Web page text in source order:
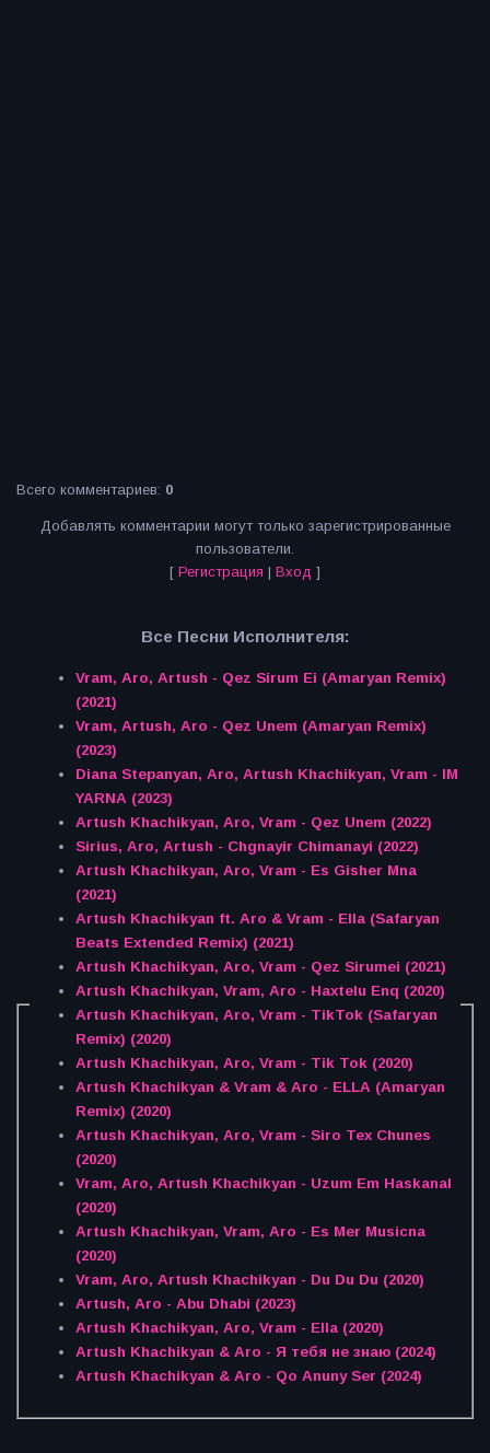
Всего комментариев: 0
Добавлять комментарии могут только зарегистрированные
пользователи.
[ Регистрация | Вход ]
Все Песни Исполнителя:
Vram, Aro, Artush - Qez Sirum Ei (Amaryan Remix)
(2021)
Vram, Artush, Aro - Qez Unem (Amaryan Remix)
(2023)
Diana Stepanyan, Aro, Artush Khachikyan, Vram - IM
YARNA (2023)
Artush Khachikyan, Aro, Vram - Qez Unem (2022)
Sirius, Aro, Artush - Chgnayir Chimanayi (2022)
Artush Khachikyan, Aro, Vram - Es Gisher Mna
(2021)
Artush Khachikyan ft. Aro & Vram - Ella (Safaryan
Beats Extended Remix) (2021)
Artush Khachikyan, Aro, Vram - Qez Sirumei (2021)
Artush Khachikyan, Vram, Aro - Haxtelu Enq (2020)
Artush Khachikyan, Aro, Vram - TikTok (Safaryan
Remix) (2020)
Artush Khachikyan, Aro, Vram - Tik Tok (2020)
Artush Khachikyan & Vram & Aro - ELLA (Amaryan
Remix) (2020)
Artush Khachikyan, Aro, Vram - Siro Tex Chunes
(2020)
Vram, Aro, Artush Khachikyan - Uzum Em Haskanal
(2020)
Artush Khachikyan, Vram, Aro - Es Mer Musicna
(2020)
Vram, Aro, Artush Khachikyan - Du Du Du (2020)
Artush, Aro - Abu Dhabi (2023)
Artush Khachikyan, Aro, Vram - Ella (2020)
Artush Khachikyan & Aro - Я тебя не знаю (2024)
Artush Khachikyan & Aro - Qo Anuny Ser (2024)